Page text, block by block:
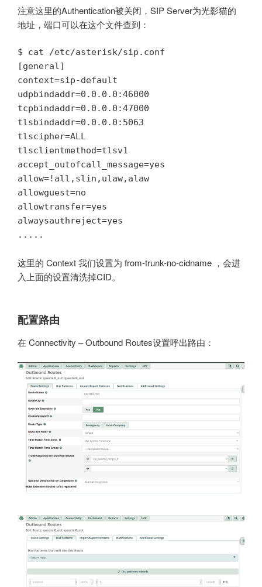
注意这里的Authentication被关闭，SIP Server为光影猫的
地址，端口可以在这个文件查到：
$ cat /etc/asterisk/sip.conf
[general]
context=sip-default
udpbindaddr=0.0.0.0:46000
tcpbindaddr=0.0.0.0:47000
tlsbindaddr=0.0.0.0:5063
tlscipher=ALL
tlsclientmethod=tlsv1
accept_outofcall_message=yes
allow=!all,slin,ulaw,alaw
allowguest=no
allowtransfer=yes
alwaysauthreject=yes
.....
这里的 Context 我们设置为 from-trunk-no-cidname ，会进
入上面的设置清洗掉CID。
配置路由
在 Connectivity – Outbound Routes设置呼出路由：